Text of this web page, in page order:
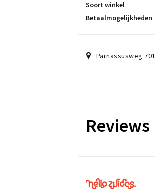
Soort winkel
Betaalmogelijkheden
Parnassusweg 701
Reviews
Hello
Zuidas